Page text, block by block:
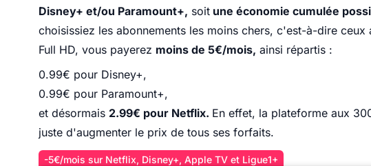
Disney+ et/ou Paramount+, soit une économie cumulée
choisissiez les abonnements les moins chers, c'est-à-dire
Full HD, vous payerez moins de 5€/mois, ainsi répartis :
0.99€ pour Disney+,
0.99€ pour Paramount+,
et désormais 2.99€ pour Netflix. En effet, la plateforme aux
juste d'augmenter le prix de tous ses forfaits.
-5€/mois sur Netflix, Disney+, Apple TV et Ligue1+